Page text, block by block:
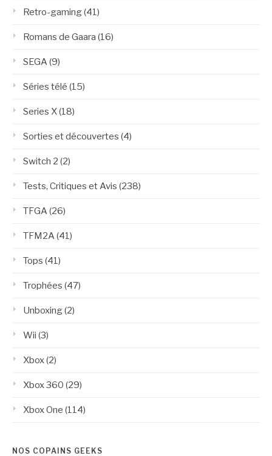
Retro-gaming(41)
Romans de Gaara (16)
SEGA (9)
Séries télé (15)
Series X(18)
Sorties et découvertes (4)
Switch 2 (2)
Tests, Critiques et Avis (238)
TFGA (26)
TFM2A (41)
Tops (41)
Trophées (47)
Unboxing(2)
Wii (3)
Xbox(2)
Xbox 360 (29)
Xbox One (114)
NOS COPAINS GEEKS